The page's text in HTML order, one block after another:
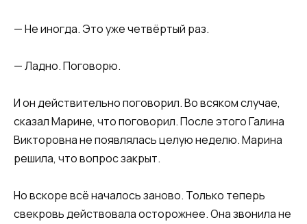
— Не иногда. Это уже четвёртый раз.
— Ладно. Поговорю.
И он действительно поговорил. Во всяком случае,
сказал Марине, что поговорил. После этого Галина
Викторовна не появлялась целую неделю. Марина
решила, что вопрос закрыт.
Но вскоре всё началось заново. Только теперь
свекровь действовала осторожнее. Она звонила не